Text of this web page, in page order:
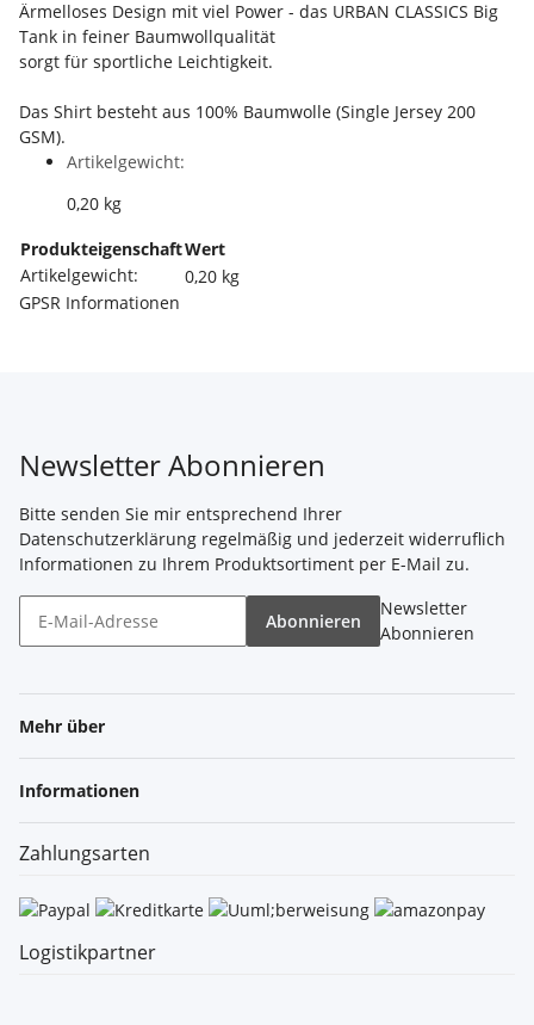
Ärmelloses Design mit viel Power - das URBAN CLASSICS Big
Tank in feiner Baumwollqualität
sorgt für sportliche Leichtigkeit.
Das Shirt besteht aus 100% Baumwolle (Single Jersey 200
GSM).
Artikelgewicht:
0,20 kg
ProdukteigenschaftWert
Artikelgewicht:
0,20 kg
GPSR Informationen
Newsletter Abonnieren
Bitte senden Sie mir entsprechend Ihrer
Datenschutzerklärung regelmäßig und jederzeit widerruflich
Informationen zu Ihrem Produktsortiment per E-Mail zu.
Abonnieren
Newsletter
Abonnieren
Mehr über
Informationen
Zahlungsarten
Logistikpartner